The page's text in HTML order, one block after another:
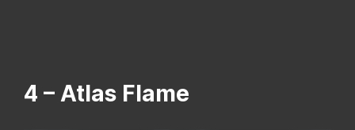
4 – Atlas Flame